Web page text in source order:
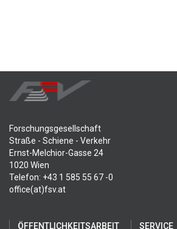
Forschungsgesellschaft
Straße - Schiene - Verkehr
Ernst-Melchior-Gasse 24
1020 Wien
Telefon: +43 1 585 55 67 -0
office(at)fsv.at
ÖFFENTLICHKEITSARBEIT SERVICE